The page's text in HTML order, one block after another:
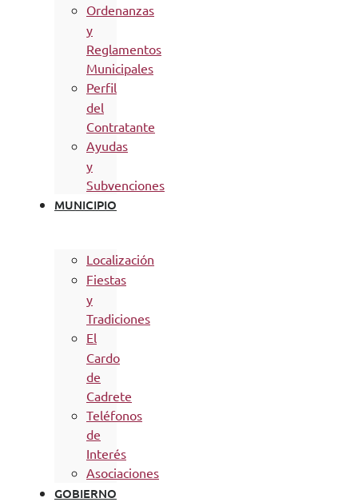
Ordenanzas
y
Reglamentos
Municipales
Perfil
del
Contratante
Ayudas
y
Subvenciones
MUNICIPIO
Localización
Fiestas
y
Tradiciones
El
Cardo
de
Cadrete
Teléfonos
de
Interés
Asociaciones
GOBIERNO